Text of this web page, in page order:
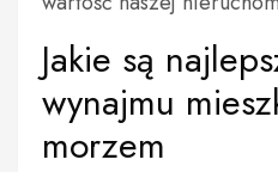
Jakie są
wynajmu
morzem